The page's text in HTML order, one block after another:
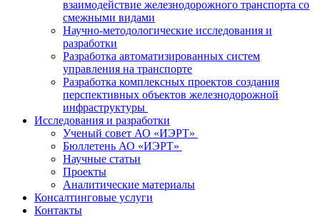
взаимодействие железнодорожного транспорта со
смежными видами
Научно-методологические исследования и
разработки
Разработка автоматизированных систем
управления на транспорте
Разработка комплексных проектов создания
перспективных объектов железнодорожной
инфраструктуры
Исследования и разработки
Ученый совет АО «ИЭРТ»
Бюллетень АО «ИЭРТ»
Научные статьи
Проекты
Аналитические материалы
Консалтинговые услуги
Контакты